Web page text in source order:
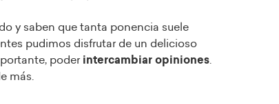
y saben que tanta ponencia suele
pudimos disfrutar de un delicioso
poderintercambiar opiniones
más.